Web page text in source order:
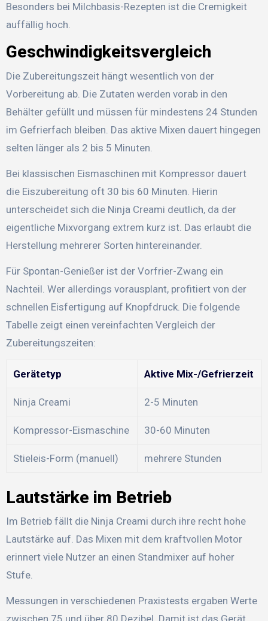
Besonders bei Milchbasis-Rezepten ist die Cremigkeit
auffällig hoch.
Geschwindigkeitsvergleich
Die Zubereitungszeit hängt wesentlich von der
Vorbereitung ab. Die Zutaten werden vorab in den
Behälter gefüllt und müssen für mindestens 24 Stunden
im Gefrierfach bleiben. Das aktive Mixen dauert hingegen
selten länger als 2 bis 5 Minuten.
Bei klassischen Eismaschinen mit Kompressor dauert
die Eiszubereitung oft 30 bis 60 Minuten. Hierin
unterscheidet sich die Ninja Creami deutlich, da der
eigentliche Mixvorgang extrem kurz ist. Das erlaubt die
Herstellung mehrerer Sorten hintereinander.
Für Spontan-Genießer ist der Vorfrier-Zwang ein
Nachteil. Wer allerdings vorausplant, profitiert von der
schnellen Eisfertigung auf Knopfdruck. Die folgende
Tabelle zeigt einen vereinfachten Vergleich der
Zubereitungszeiten:
Gerätetyp Aktive Mix-/Gefrierzeit
Ninja Creami 2-5 Minuten
Kompressor-Eismaschine 30-60 Minuten
Stieleis-Form (manuell) mehrere Stunden
Lautstärke im Betrieb
Im Betrieb fällt die Ninja Creami durch ihre recht hohe
Lautstärke auf. Das Mixen mit dem kraftvollen Motor
erinnert viele Nutzer an einen Standmixer auf hoher
Stufe.
Messungen in verschiedenen Praxistests ergaben Werte